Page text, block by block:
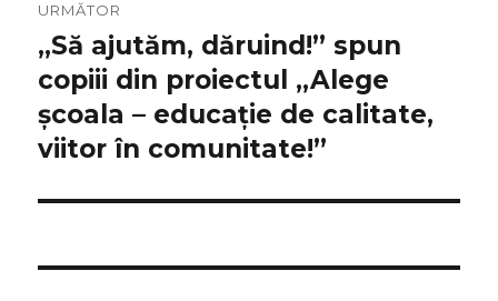
URMĂTOR
Articolul
următor:
,,Să ajutăm, dăruind!” spun
copiii din proiectul ,,Alege
școala – educație de calitate,
viitor în comunitate!”